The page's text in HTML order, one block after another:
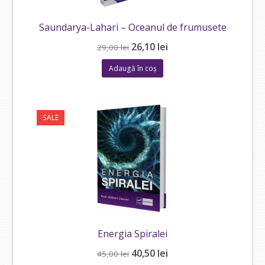
Saundarya-Lahari – Oceanul de frumusete
29,00lei Prețul
inițial
a
26,10 lei
Adaugă în coș
SALE
Energia Spiralei
45,00lei Prețul
40,50 lei